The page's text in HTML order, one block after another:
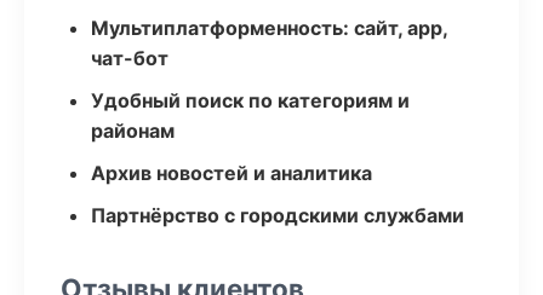
Мультиплатформенность: сайт, app,
чат-бот
Удобный поиск по категориям и
районам
Архив новостей и аналитика
Партнёрство с городскими службами
Отзывы клиентов